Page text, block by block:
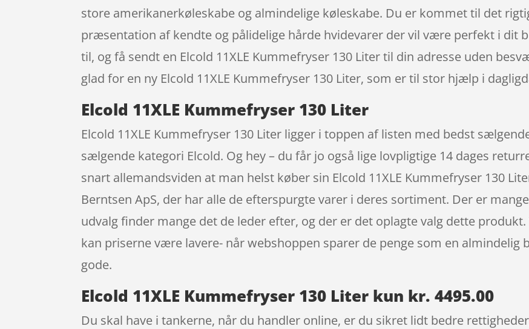
store amerikanerkøleskabe og almindelige køleskabe. Du er kommet til det
præsentation af kendte og pålidelige hårde hvidevarer der vil være perfekt i dit
til, og få sendt en Elcold 11XLE Kummefryser 130 Liter til din adresse uden
glad for en ny Elcold 11XLE Kummefryser 130 Liter, som er til stor hjælp i
Elcold 11XLE Kummefryser 130 Liter
Elcold 11XLE Kummefryser 130 Liter ligger i toppen af listen med bedst
sælgende kategori Elcold. Og hey – du får jo også lige lovpligtige 14 dages
snart allemandsviden at man helst køber sin Elcold 11XLE Kummefryser 130
Berntsen ApS, der har alle de efterspurgte varer i deres sortiment. Der er
udvalg finder mange det de leder efter, og der er det oplagte valg dette
kan priserne være lavere- når webshoppen sparer de penge som en almindelig
gode.
Elcold 11XLE Kummefryser 130 Liter kun kr. 4495.00
Du skal have i tankerne, når du handler online, er du sikret lidt bedre